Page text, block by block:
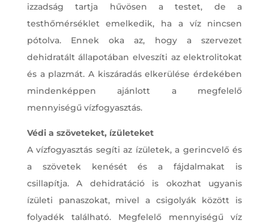
izzadság tartja hűvösen a testet, de a
testhőmérséklet emelkedik, ha a víz nincsen
pótolva. Ennek oka az, hogy a szervezet
dehidratált állapotában elveszíti az elektrolitokat
és a plazmát. A kiszáradás elkerülése érdekében
mindenképpen ajánlott a megfelelő
mennyiségű vízfogyasztás.
Védi a szöveteket, ízületeket
A vízfogyasztás segíti az ízületek, a gerincvelő és
a szövetek kenését és a fájdalmakat is
csillapítja. A dehidratáció is okozhat ugyanis
ízületi panaszokat, mivel a csigolyák között is
folyadék található. Megfelelő mennyiségű víz